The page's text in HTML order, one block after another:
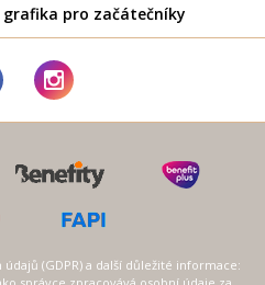
grafika pro začátečníky
(GDPR) a další důležité informace: